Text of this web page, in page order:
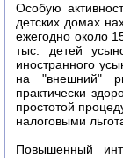
Особую
детских домах
ежегодно около
тыс. детей
иностранного
на "внешний"
практически
простотой
налоговыми
Повышенный